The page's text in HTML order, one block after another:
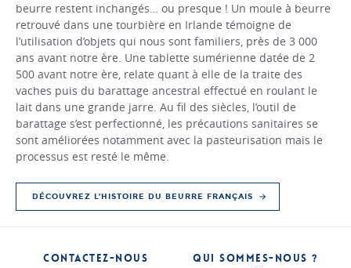
beurre restent inchangés… ou presque ! Un moule à beurre
retrouvé dans une tourbière en Irlande témoigne de
l’utilisation d’objets qui nous sont familiers, près de 3 000
ans avant notre ère. Une tablette sumérienne datée de 2
500 avant notre ère, relate quant à elle de la traite des
vaches puis du barattage ancestral effectué en roulant le
lait dans une grande jarre. Au fil des siècles, l’outil de
barattage s’est perfectionné, les précautions sanitaires se
sont améliorées notamment avec la pasteurisation mais le
processus est resté le même.
DÉCOUVREZ L’HISTOIRE DU BEURRE FRANÇAIS
CONTACTEZ-NOUS QUI SOMMES-NOUS ?